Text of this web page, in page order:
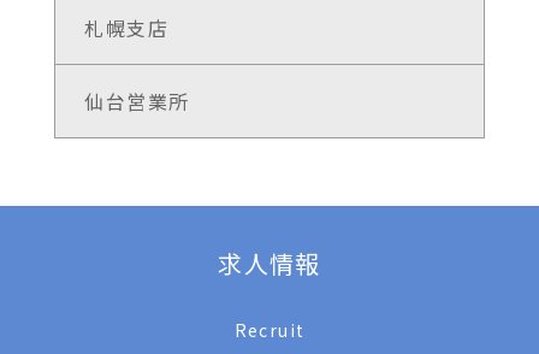
札幌支店
仙台営業所
求人情報
Recruit